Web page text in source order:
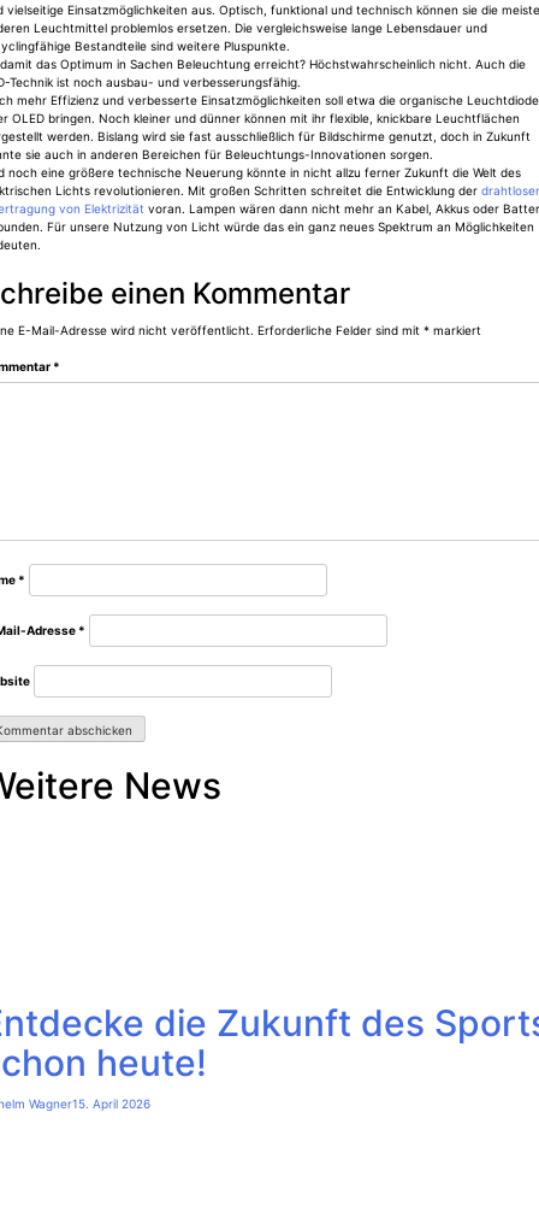
vielseitige Einsatzmöglichkeiten aus. Optisch, funktional und technisch können sie die
Leuchtmittel problemlos ersetzen. Die vergleichsweise lange Lebensdauer und
Bestandteile sind weitere Pluspunkte.
das Optimum in Sachen Beleuchtung erreicht? Höchstwahrscheinlich nicht. Auch die
Technik ist noch ausbau- und verbesserungsfähig.
mehr Effizienz und verbesserte Einsatzmöglichkeiten soll etwa die organische Leuchtdiode
OLED bringen. Noch kleiner und dünner können mit ihr flexible, knickbare Leuchtflächen
werden. Bislang wird sie fast ausschließlich für Bildschirme genutzt, doch in Zukunft
sie auch in anderen Bereichen für Beleuchtungs-Innovationen sorgen.
noch eine größere technische Neuerung könnte in nicht allzu ferner Zukunft die Welt des
Lichts revolutionieren. Mit großen Schritten schreitet die Entwicklung der
von Elektrizität voran. Lampen wären dann nicht mehr an Kabel, Akkus oder
Für unsere Nutzung von Licht würde das ein ganz neues Spektrum an Möglichkeiten
einen Kommentar
E-Mail-Adresse wird nicht veröffentlicht. Erforderliche Felder sind mit * markiert
*
*
Adresse *
News
die Zukunft des
heute!
Wagner15. April 2026